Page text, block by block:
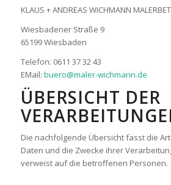
KLAUS + ANDREAS WICHMANN
Wiesbadener Straße 9
65199 Wiesbaden
Telefon: 0611 37 32 43
EMail: buero@maler-wichmann.de
ÜBERSICHT DER
Die nachfolgende Übersicht fasst die
Daten und die Zwecke ihrer
verweist auf die betroffenen Personen.